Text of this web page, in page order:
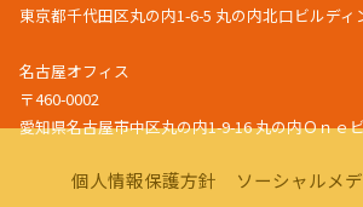
東京都千代田区丸の内1-6-5 丸の内北口ビルディ
名古屋オフィス
〒460-0002
愛知県名古屋市中区丸の内1-9-16 丸の内Ｏｎｅ
個人情報保護方針
ソーシャルメ